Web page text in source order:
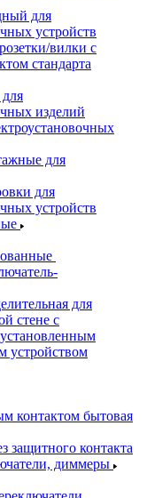
для
устройств
вилки с
стандарта
изделий
для
для
устройств
для
стене с
устройством
контактом бытовая
защитного контакта
диммеры